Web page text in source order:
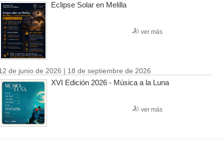
Eclipse Solar en Melilla
ver más
de junio de 2026 | 18 de septiembre de 2026
XVI Edición 2026 - Música a la Luna
ver más